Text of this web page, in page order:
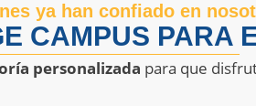
ya han confiado en
CAMPUS PARA
personalizada para que